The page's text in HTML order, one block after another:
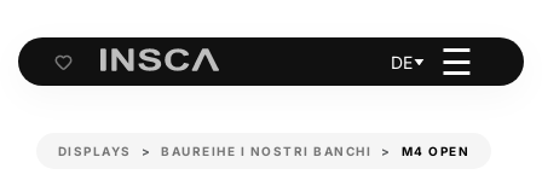
Cart
DE ☰
DISPLAYS BAUREIHE I NOSTRI BANCHI M4 OPEN